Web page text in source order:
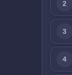
2
3
4